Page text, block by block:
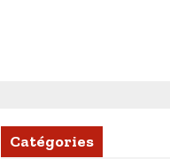
Catégories